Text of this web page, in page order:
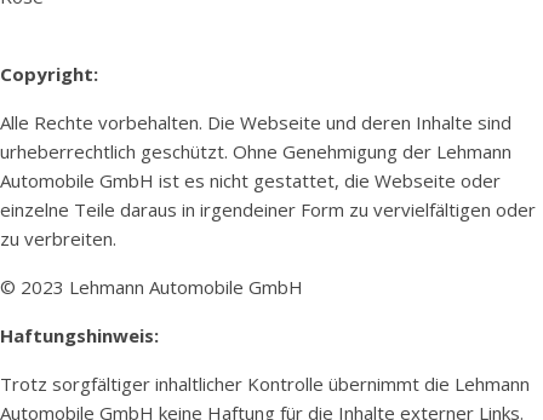
Copyright:
Alle Rechte vorbehalten. Die Webseite und deren Inhalte sind
urheberrechtlich geschützt. Ohne Genehmigung der Lehmann
Automobile GmbH ist es nicht gestattet, die Webseite oder
einzelne Teile daraus in irgendeiner Form zu vervielfältigen oder
zu verbreiten.
© 2023 Lehmann Automobile GmbH
Haftungshinweis:
Trotz sorgfältiger inhaltlicher Kontrolle übernimmt die Lehmann
Automobile GmbH keine Haftung für die Inhalte externer Links.